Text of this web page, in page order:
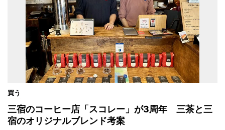
買う
三宿のコーヒー店「スコレー」が3周年 三茶と三
宿のオリジナルブレンド考案